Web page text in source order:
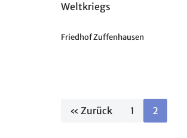
Weltkriegs
Friedhof Zuffenhausen
« Zurück 1 2